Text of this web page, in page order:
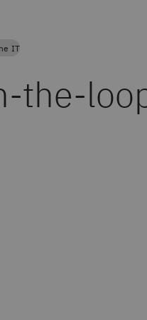
IT
the-